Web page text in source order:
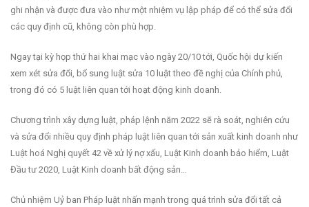
ghi nhận và được đưa vào như một nhiệm vụ lập pháp để có thể sửa đổi
các quy định cũ, không còn phù hợp.
Ngay tại kỳ họp thứ hai khai mạc vào ngày 20/10 tới, Quốc hội dự kiến
xem xét sửa đổi, bổ sung luật sửa 10 luật theo đề nghị của Chính phủ,
trong đó có 5 luật liên quan tới hoạt động kinh doanh.
Chương trình xây dựng luật, pháp lệnh năm 2022 sẽ rà soát, nghiên cứu
và sửa đổi nhiều quy định pháp luật liên quan tới sản xuất kinh doanh như
Luật hoá Nghị quyết 42 về xử lý nợ xấu, Luật Kinh doanh bảo hiểm, Luật
Đầu tư 2020, Luật Kinh doanh bất động sản…
Chủ nhiệm Uỷ ban Pháp luật nhấn mạnh trong quá trình sửa đổi tất cả